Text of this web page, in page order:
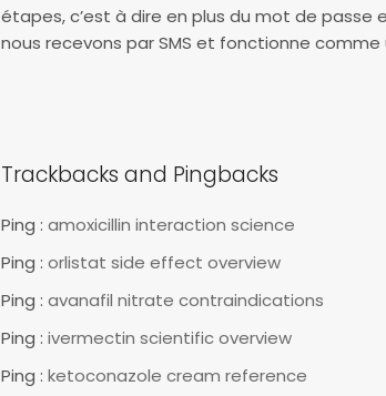
étapes, c’est à dire en plus du mot de
nous recevons par SMS et fonctionne
Trackbacks and Pingbacks
Ping : amoxicillin interaction science
Ping : orlistat side effect overview
Ping : avanafil nitrate contraindications
Ping : ivermectin scientific overview
Ping : ketoconazole cream reference